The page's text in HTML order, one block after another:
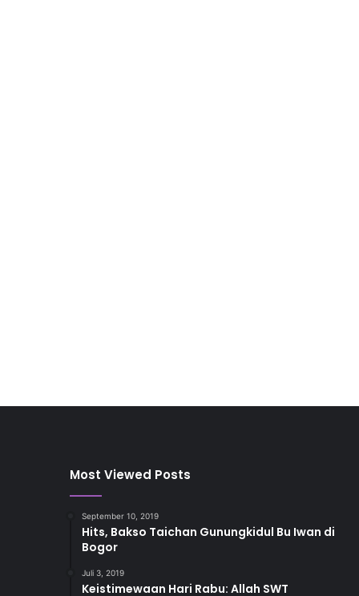
Most Viewed Posts
September 10, 2019
Hits, Bakso Taichan Gunungkidul Bu Iwan di
Bogor
Juli 3, 2019
Keistimewaan Hari Rabu: Allah SWT